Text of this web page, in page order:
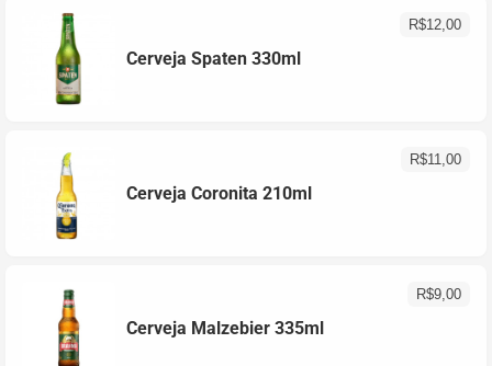
R$12,00
Cerveja Spaten 330ml
R$11,00
Cerveja Coronita 210ml
R$9,00
Cerveja Malzebier 335ml